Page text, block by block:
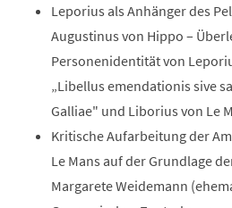
Leporius als Anhänger des
Augustinus von Hippo –
Personenidentität von
„Libellus emendationis sive
Galliae" und Liborius von Le
Kritische Aufarbeitung der
Le Mans auf der Grundlage
Margarete Weidemann